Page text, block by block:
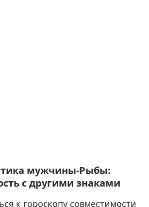
мужчины-Рыбы:
с другими знаками
к гороскопу совместимости